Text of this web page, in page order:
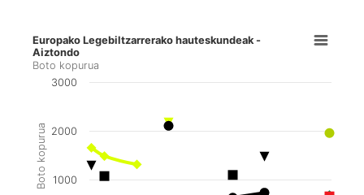
Boto kopurua
Europako Legebiltzarrerako hauteskundeak -
Aiztondo
Boto kopurua
1000
2000
3000